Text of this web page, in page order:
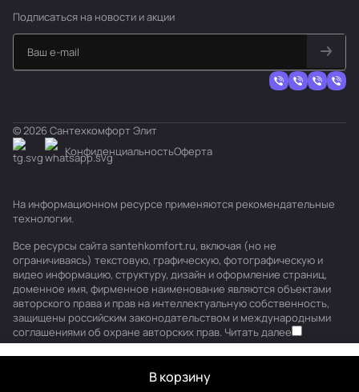
В корзину
Подписаться на новости и акции
© 2026 Сантехкомфорт Элит
КонфиденциальностьОферта
На информационном ресурсе применяются рекомендательные
технологии.
Все ресурсы сайта santehkomfort.ru, включая (но не
ограничиваясь) текстовую, графическую, фотографическую и
видео информацию, структуру, дизайн и оформление страниц,
доменное имя, фирменное наименование являются объектами
авторского права и прав на интеллектуальную собственность,
защищены российским законодательством и международными
соглашениями об охране авторских прав. Читать далее